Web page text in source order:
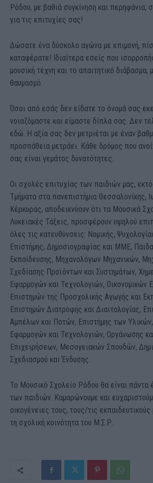
Ρόδου, με βαθιά συγκίνηση και περηφάνια,
για τις επιτυχίες σας!
Δώσατε ένα δύσκολο αγώνα με επιμονή,
καταφέρατε! Ιδιαίτερα εσείς που
μουσική τέχνη και το απαιτητικό διάβασμα,
θαυμασμό.
Όσοι από εσάς δεν είδατε το όνομά σας
νοιαζόμαστε και είμαστε δίπλα σας. Δεν
εδώ. Η αξία σας δεν μετριέται με έναν
προσπάθεια μετράει. Κάθε δρόμος που
σας είναι γεμάτος δυνατότητες.
Οι σχολές επιτυχίας των παιδιών μας,
Τμήματα στα πανεπιστήμια Θεσσαλονίκης,
Κέρκυρας, αποδεικνύουν ότι τα Μουσικά
Λυκειακές Τάξεις, προσφέρουν υψηλού
όλες τις κατευθύνσεις: Νομικής,
Επιστήμης, Δημοσιογραφίας και ΜΜΕ,
Εκπαίδευσης, Μηχανολόγων Μηχανικών,
Σχεδίασης Προϊόντων και Συστημάτων,
Εφαρμογών και Τεχνολογιών, Οικονομικών
Επιστημών της Προσχολικής Αγωγής και
Επιστημών Διατροφής και Διαιτολογίας,
Αμπέλων και Ποτών, Επιστήμης των
Εφαρμογών και Τεχνολογιών, Οργάνωσης
Επιχειρήσεων, Μεσογειακών Σπουδών,
Σχεδιασμού και Ένδυσης.
Το Μουσικό Σχολείο Ρόδου θα είναι πάντα
των παιδιών. Καμαρώνουμε και
οικογένειες τους, τους/τις
τη σχολική κοινότητα του Μ.Σ.Ρ..